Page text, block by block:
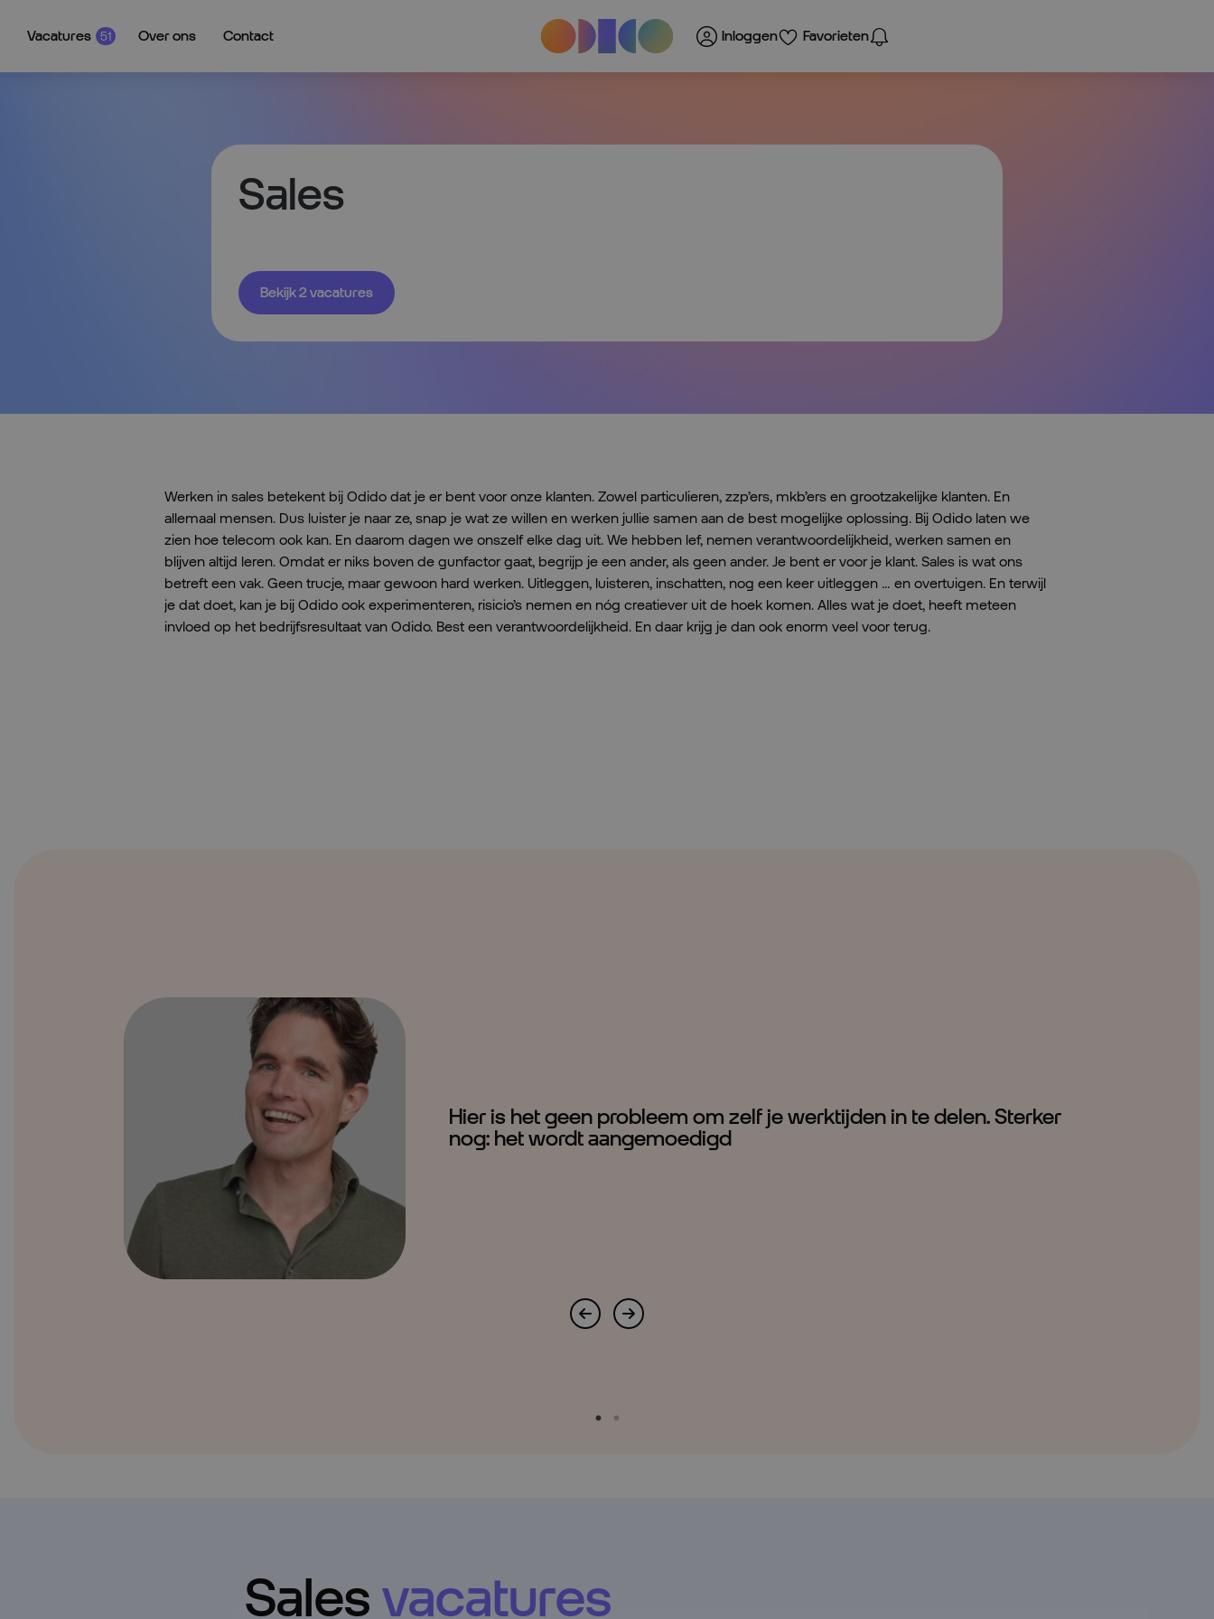
Vacatures 51 Over ons Contact Inloggen Favorieten
Sales
Bekijk 2 vacatures
Werken in sales betekent bij Odido dat je er bent voor onze klanten. Zowel particulieren, zzp’ers, mkb’ers en grootzakelijke klanten. En
allemaal mensen. Dus luister je naar ze, snap je wat ze willen en werken jullie samen aan de best mogelijke oplossing. Bij Odido laten we
zien hoe telecom ook kan. En daarom dagen we onszelf elke dag uit. We hebben lef, nemen verantwoordelijkheid, werken samen en
blijven altijd leren. Omdat er niks boven de gunfactor gaat, begrijp je een ander, als geen ander. Je bent er voor je klant. Sales is wat ons
betreft een vak. Geen trucje, maar gewoon hard werken. Uitleggen, luisteren, inschatten, nog een keer uitleggen … en overtuigen. En terwijl
je dat doet, kan je bij Odido ook experimenteren, risicio’s nemen en nóg creatiever uit de hoek komen. Alles wat je doet, heeft meteen
invloed op het bedrijfsresultaat van Odido. Best een verantwoordelijkheid. En daar krijg je dan ook enorm veel voor terug.
Hier is het geen probleem om zelf je werktijden in te delen. Sterker
nog: het wordt aangemoedigd
Sales vacatures